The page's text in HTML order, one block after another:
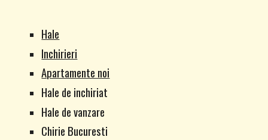
Hale
Inchirieri
Apartamente noi
Hale de inchiriat
Hale de vanzare
Chirie Bucuresti